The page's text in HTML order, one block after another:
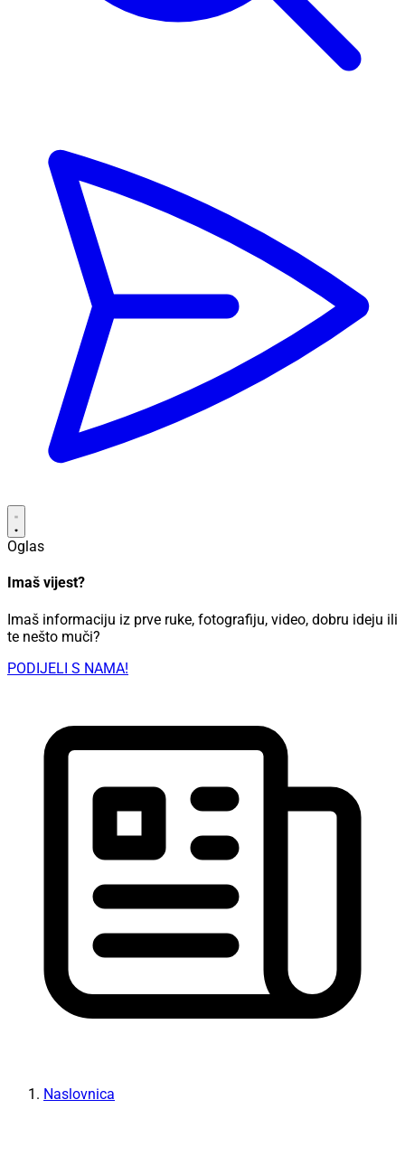
Oglas
Imaš vijest?
Imaš informaciju iz prve ruke, fotografiju, video, dobru ideju ili
te nešto muči?
PODIJELI S NAMA!
Naslovnica